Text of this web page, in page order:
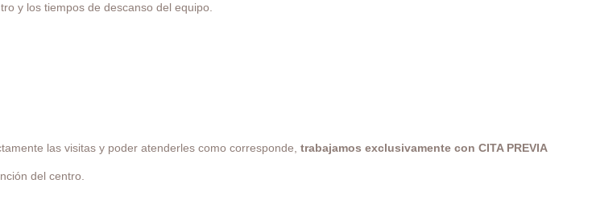
y los tiempos de descanso del equipo.
las visitas y poder atenderles como corresponde, trabajamos exclusivamente con CITA PREVIA
del centro.